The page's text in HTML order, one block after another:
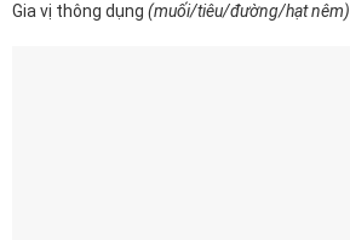
Gia vị thông dụng (muối/tiêu/đường/hạt nêm)